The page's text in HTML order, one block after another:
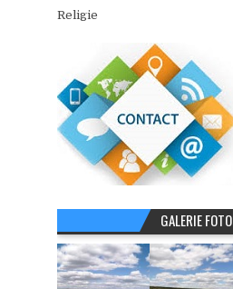
Religie
GALERIE FOTO